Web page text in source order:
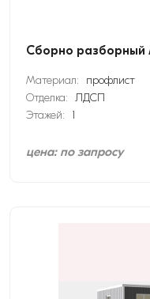
Сборно разборный
Материал:
профлист
Отделка: ЛДСП
Этажей:
1
цена: по запросу